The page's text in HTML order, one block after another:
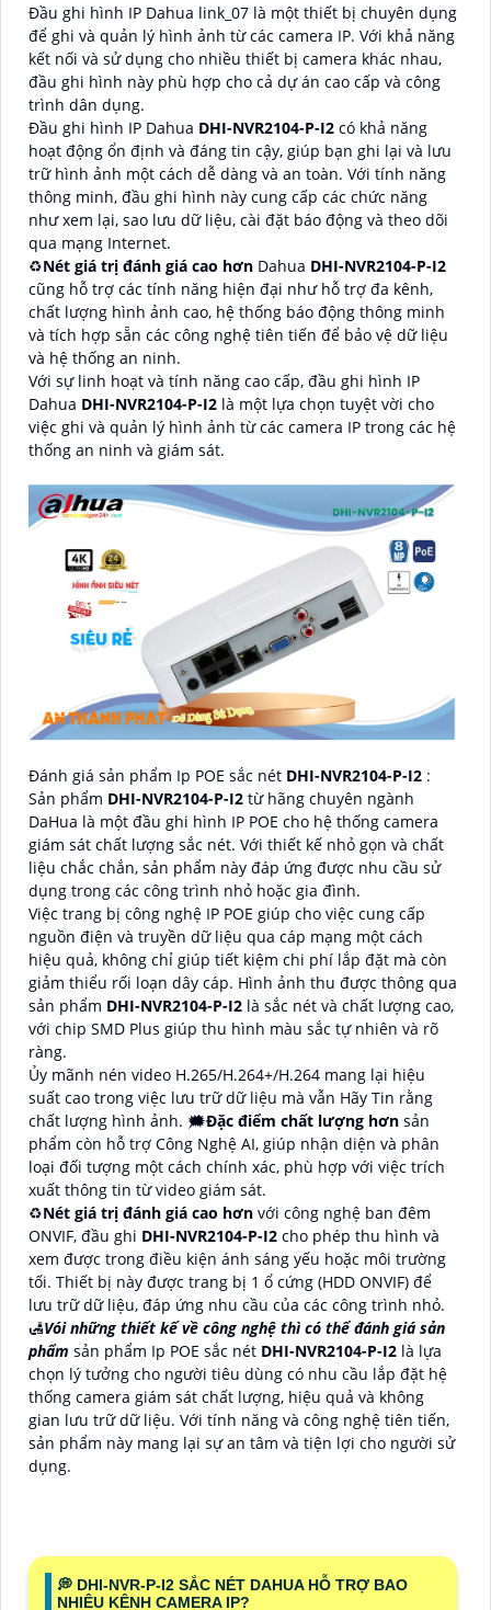
Đầu ghi hình IP Dahua link_07 là một thiết bị chuyên dụng
để ghi và quản lý hình ảnh từ các camera IP. Với khả năng
kết nối và sử dụng cho nhiều thiết bị camera khác nhau,
đầu ghi hình này phù hợp cho cả dự án cao cấp và công
trình dân dụng.
Đầu ghi hình IP Dahua DHI-NVR2104-P-I2 có khả năng
hoạt động ổn định và đáng tin cậy, giúp bạn ghi lại và lưu
trữ hình ảnh một cách dễ dàng và an toàn. Với tính năng
thông minh, đầu ghi hình này cung cấp các chức năng
như xem lại, sao lưu dữ liệu, cài đặt báo động và theo dõi
qua mạng Internet.
♻Nét giá trị đánh giá cao hơn Dahua DHI-NVR2104-P-I2
cũng hỗ trợ các tính năng hiện đại như hỗ trợ đa kênh,
chất lượng hình ảnh cao, hệ thống báo động thông minh
và tích hợp sẵn các công nghệ tiên tiến để bảo vệ dữ liệu
và hệ thống an ninh.
Với sự linh hoạt và tính năng cao cấp, đầu ghi hình IP
Dahua DHI-NVR2104-P-I2 là một lựa chọn tuyệt vời cho
việc ghi và quản lý hình ảnh từ các camera IP trong các hệ
thống an ninh và giám sát.
Đánh giá sản phẩm Ip POE sắc nét DHI-NVR2104-P-I2 :
Sản phẩm DHI-NVR2104-P-I2 từ hãng chuyên ngành
DaHua là một đầu ghi hình IP POE cho hệ thống camera
giám sát chất lượng sắc nét. Với thiết kế nhỏ gọn và chất
liệu chắc chắn, sản phẩm này đáp ứng được nhu cầu sử
dụng trong các công trình nhỏ hoặc gia đình.
Việc trang bị công nghệ IP POE giúp cho việc cung cấp
nguồn điện và truyền dữ liệu qua cáp mạng một cách
hiệu quả, không chỉ giúp tiết kiệm chi phí lắp đặt mà còn
giảm thiểu rối loạn dây cáp. Hình ảnh thu được thông qua
sản phẩm DHI-NVR2104-P-I2 là sắc nét và chất lượng cao,
với chip SMD Plus giúp thu hình màu sắc tự nhiên và rõ
ràng.
Ủy mãnh nén video H.265/H.264+/H.264 mang lại hiệu
suất cao trong việc lưu trữ dữ liệu mà vẫn Hãy Tin rằng
chất lượng hình ảnh. 🗯️Đặc điểm chất lượng hơn sản
phẩm còn hỗ trợ Công Nghệ AI, giúp nhận diện và phân
loại đối tượng một cách chính xác, phù hợp với việc trích
xuất thông tin từ video giám sát.
♻Nét giá trị đánh giá cao hơn với công nghệ ban đêm
ONVIF, đầu ghi DHI-NVR2104-P-I2 cho phép thu hình và
xem được trong điều kiện ánh sáng yếu hoặc môi trường
tối. Thiết bị này được trang bị 1 ổ cứng (HDD ONVIF) để
lưu trữ dữ liệu, đáp ứng nhu cầu của các công trình nhỏ.
🛃Vói những thiết kế về công nghệ thì có thể đánh giá sản
phẩm sản phẩm Ip POE sắc nét DHI-NVR2104-P-I2 là lựa
chọn lý tưởng cho người tiêu dùng có nhu cầu lắp đặt hệ
thống camera giám sát chất lượng, hiệu quả và không
gian lưu trữ dữ liệu. Với tính năng và công nghệ tiên tiến,
sản phẩm này mang lại sự an tâm và tiện lợi cho người sử
dụng.
️💭 DHI-NVR-P-I2 SẮC NÉT DAHUA HỖ TRỢ BAO
NHIÊU KÊNH CAMERA IP?